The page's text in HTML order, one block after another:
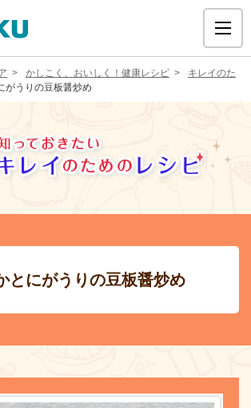
かしこく、おいしく！健康レシピ
キレイのた
がうりの豆板醤炒め
とにがうりの豆板醤炒め